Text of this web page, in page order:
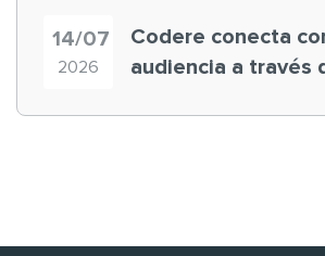
14/07
2026
Codere conecta
audiencia a través